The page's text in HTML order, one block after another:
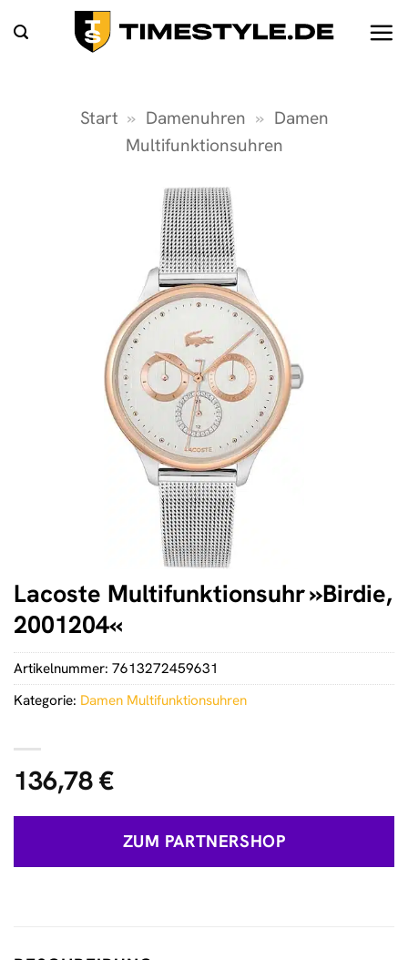
Inhalt
Start » Damenuhren » Damen
Multifunktionsuhren
Lacoste Multifunktionsuhr »Birdie,
2001204«
136,78€
ZUM PARTNERSHOP
Artikelnummer: 7613272459631
Kategorie: Damen Multifunktionsuhren